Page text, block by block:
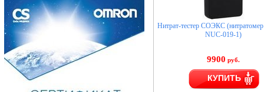
Нитрат-тестер СОЭКС
NUC-019-1)
9900 руб.
КУПИТЬ